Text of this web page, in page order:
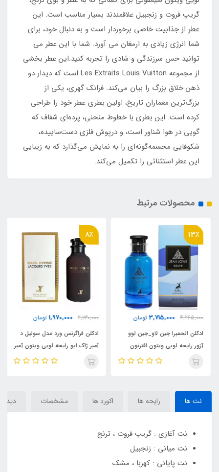
گریپ فروت و زنجبیل علاقمندند بسیار مناسب است. این
عطر از جذابیت خاصی برخوردار است و به دنبال خود، برای
شما انرژی زیادی به ارمغان می آورد. شما با این عطر می
توانید حس سرزندگی و شادی را تجربه کنید.این عطر بخشی
از مجموعه Les Extraits Louis Vuitton است که دیدار دو
ذهن خلاق بزرگ را بیان می‌کند. فرانک گهری، یکی از
بزرگ‌ترین معماران تاریخ، اولین بطری عطر خود را طراحی
کرده است. این بطری با خطوط منحنی، پرده‌ای شفاف که
گویی در هوا شناور است، و درپوش فلزی دست‌ساییده،
شکوفایی مجسمه‌گونه‌ای را به نمایش می‌گذارد که به زیبایی
این عطر استثنائی را تکمیل می‌کند.
محصولات مرتبط
13٪
4,265,000
3,715,000 تومان
ادکلن الحمبرا جین لاو_جین لوو
آزور رایحه لویی ویتون افترنون
سوییم ( Jean Lowe) Louis
8٪
2,130,000
1,970,000 تومان
ادکلن فراگرنس ورد مدل سولیل د
آمبر ژاک ایو رایحه لویی ویتون آمبر
نومد( Soleil D'Ombre)Louis
نت ها رایحه ها اکورد ها مشخصات
نت آغازی : گریپ فروت ، ترنج
نت میانی : زنجبیل
نت پایانی : کهربا ، مشک